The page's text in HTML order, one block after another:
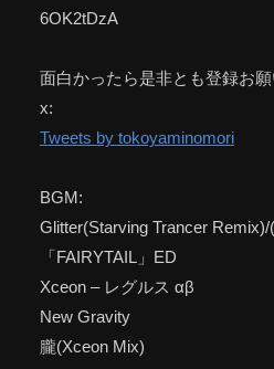
6OK2tDzA
面白かったら是非とも登録お願
x:
Tweets by tokoyaminomori
BGM:
Glitter(Starving Trancer
「FAIRYTAIL」ED
Xceon – レグルス αβ
New Gravity
朧(Xceon Mix)